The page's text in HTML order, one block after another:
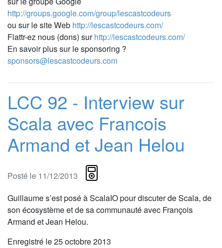
http://groups.google.com/group/lescastcodeurs
ou sur le site Web http://lescastcodeurs.com/
Flattr-ez nous (dons) surhttp://lescastcodeurs.com/
En savoir plus sur le sponsoring ?
sponsors@lescastcodeurs.com
LCC 92 - Interview sur
Scala avec Francois
Armand et Jean Helou
Posté le 11/12/2013
Guillaume s’est posé à ScalaIO pour discuter de Scala, de
son écosystème et de sa communauté avec François
Armand et Jean Helou.
Enregistré le 25 octobre 2013